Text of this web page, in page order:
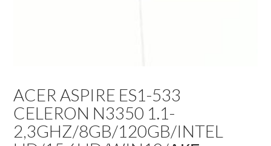
ACER ASPIRE ES1-533
CELERON N3350 1.1-
2,3GHZ/8GB/120GB/INTEL